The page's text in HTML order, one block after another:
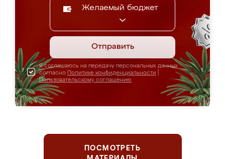
Желаемый бюджет
Отправить
Я соглашаюсь на передачу персональных данных
согласно Политике конфиденциальности
Пользовательскому соглашению
ПОСМОТРЕТЬ